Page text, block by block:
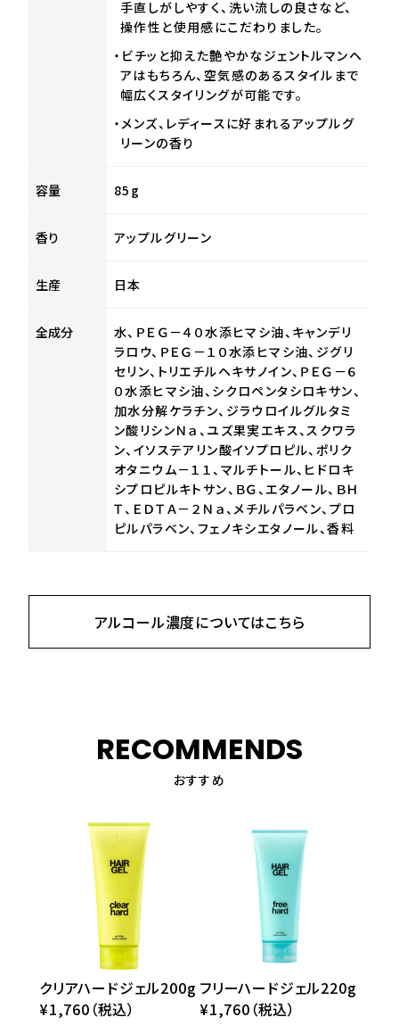
手直しがしやすく、洗い流しの良さなど、
操作性と使用感にこだわりました。
・ビチッと抑えた艶やかなジェントルマンヘ
アはもちろん、空気感のあるスタイルまで
幅広くスタイリングが可能です。
・メンズ、レディースに好まれるアップルグ
リーンの香り
容量 85g
香り アップルグリーン
生産 日本
全成分
水、ＰＥＧ－４０水添ヒマシ油、キャンデリ
ラロウ、ＰＥＧ－１０水添ヒマシ油、ジグリ
セリン、トリエチルヘキサノイン、ＰＥＧ－６
０水添ヒマシ油、シクロペンタシロキサン、
加水分解ケラチン、ジラウロイルグルタミ
ン酸リシンＮａ、ユズ果実エキス、スクワラ
ン、イソステアリン酸イソプロピル、ポリク
オタニウム－１１、マルチトール、ヒドロキ
シプロピルキトサン、ＢＧ、エタノール、ＢＨ
Ｔ、ＥＤＴＡ－２Ｎａ、メチルパラベン、プロ
ピルパラベン、フェノキシエタノール、香料
アルコール濃度についてはこちら
RECOMMENDS
おすすめ
クリアハードジェル200g
¥1,760（税込）
フリーハードジェル220g
¥1,760（税込）